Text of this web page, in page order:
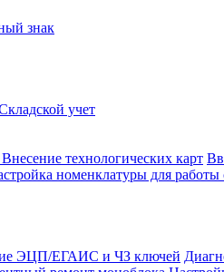
знак
учет
Внесение технологических карт
номенклатуры для
ЭЦП/ЕГАИС и ЧЗ ключей